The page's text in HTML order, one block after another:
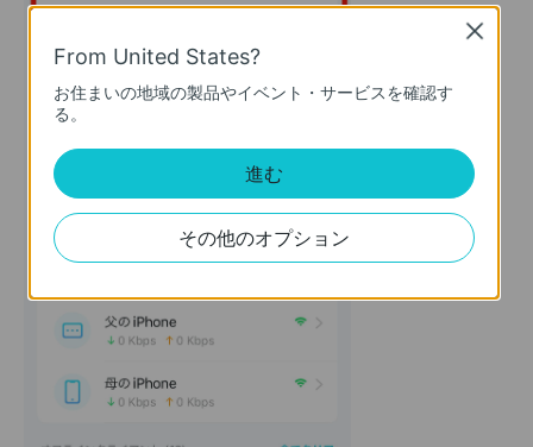
From United States?
お住まいの地域の製品やイベント・サービスを確認す
る。
進む
その他のオプション
Close